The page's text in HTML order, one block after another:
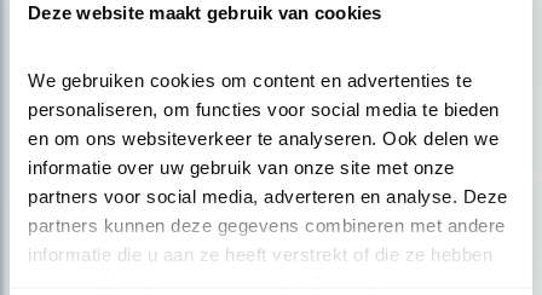
Deze website maakt gebruik van cookies
We gebruiken cookies om content en advertenties te
personaliseren, om functies voor social media te bieden
en om ons websiteverkeer te analyseren. Ook delen we
informatie over uw gebruik van onze site met onze
partners voor social media, adverteren en analyse. Deze
partners kunnen deze gegevens combineren met andere
informatie die u aan ze heeft verstrekt of die ze hebben